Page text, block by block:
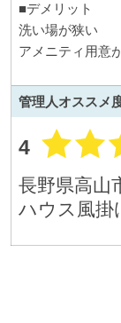
■デメリット
洗い場が狭い
アメニティ用意
管理人オススメ
4
長野県高山
ハウス風掛